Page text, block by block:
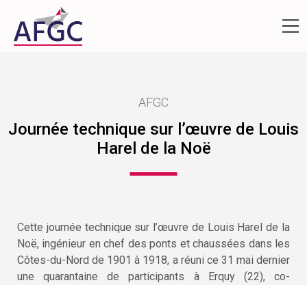
AFGC
Journée technique sur l’œuvre de Louis
Harel de la Noë
Cette journée technique sur l’œuvre de Louis Harel de la
Noë, ingénieur en chef des ponts et chaussées dans les
Côtes-du-Nord de 1901 à 1918, a réuni ce 31 mai dernier
une quarantaine de participants à Erquy (22), co-